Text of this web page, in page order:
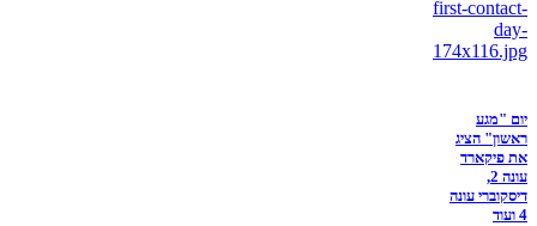
יום "מגע
ראשון" הציג
את פיקארד
עונה 2,
דיסקוברי עונה
4 ועוד